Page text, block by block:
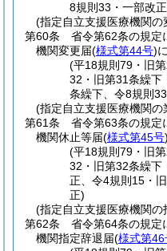
8規則33・一部改
(指定自立支援医療機関の
第60条
省令第62条の規定
機関変更届(様式第44号)
(平18規則79・旧
32・旧第31条繰下
条繰下、令8規則
(指定自立支援医療機関の
第61条
省令第63条の規定
機関休止等届(様式第45号)
(平18規則79・旧
32・旧第32条繰下
正、令4規則15・
正)
(指定自立支援医療機関の
第62条
省令第64条の規定
機関指定辞退届(様式第46